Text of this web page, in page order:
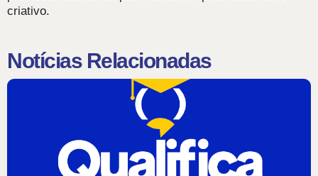
criativo.
Notícias Relacionadas